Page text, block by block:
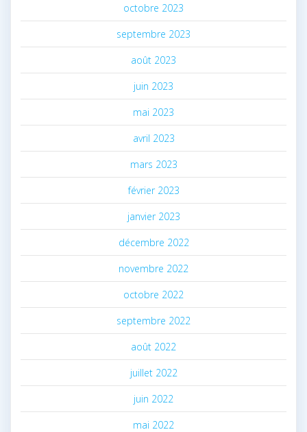
octobre 2023
septembre 2023
août 2023
juin 2023
mai 2023
avril 2023
mars 2023
février 2023
janvier 2023
décembre 2022
novembre 2022
octobre 2022
septembre 2022
août 2022
juillet 2022
juin 2022
mai 2022